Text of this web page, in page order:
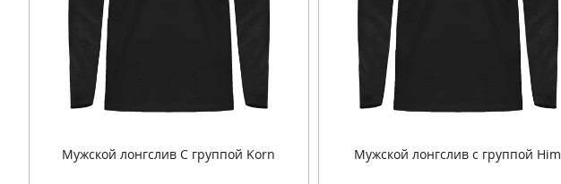
Мужской лонгслив С группой Korn Мужской лонгслив с группой Him